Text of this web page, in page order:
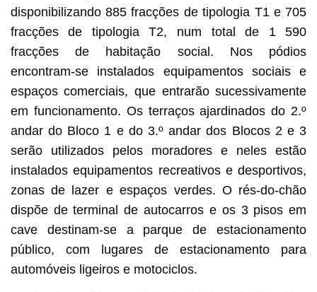
disponibilizando 885 fracções de tipologia T1 e 705
fracções de tipologia T2, num total de 1 590
fracções de habitação social. Nos pódios
encontram-se instalados equipamentos sociais e
espaços comerciais, que entrarão sucessivamente
em funcionamento. Os terraços ajardinados do 2.º
andar do Bloco 1 e do 3.º andar dos Blocos 2 e 3
serão utilizados pelos moradores e neles estão
instalados equipamentos recreativos e desportivos,
zonas de lazer e espaços verdes. O rés-do-chão
dispõe de terminal de autocarros e os 3 pisos em
cave destinam-se a parque de estacionamento
público, com lugares de estacionamento para
automóveis ligeiros e motociclos.